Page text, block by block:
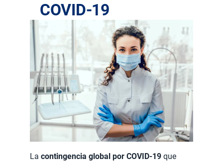
COVID-19
La contingencia global por COVID-19 que